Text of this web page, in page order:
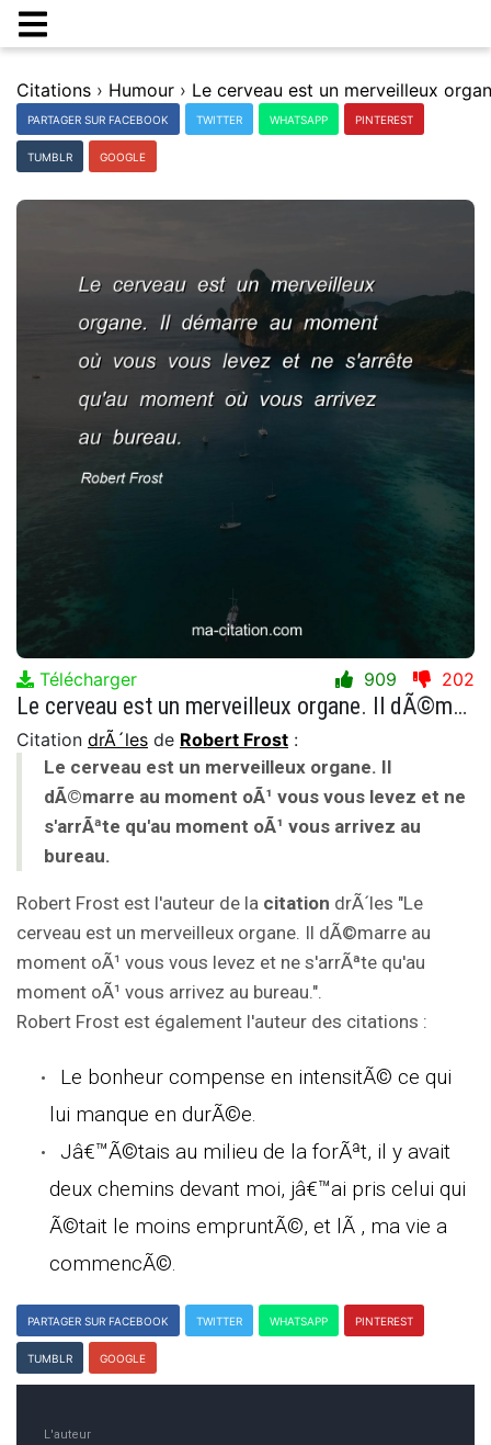
Citations › Humour ›
PARTAGER SUR FACEBOOK TWITTER WHATSAPP PINTEREST
TUMBLR GOOGLE
Télécharger 909 202
Le cerveau est un merveilleux organe. Il dÃ©marre au moment oÃ¹ vous vous levez et ne s'arrÃªte qu'au moment oÃ¹ vous arrivez au bureau.
Citation drÃ´les de Robert Frost :
Le cerveau est un merveilleux organe. Il
dÃ©marre au moment oÃ¹ vous vous levez et ne
s'arrÃªte qu'au moment oÃ¹ vous arrivez au
bureau.
Robert Frost est l'auteur de la citation drÃ´les "Le
cerveau est un merveilleux organe. Il dÃ©marre au
moment oÃ¹ vous vous levez et ne s'arrÃªte qu'au
moment oÃ¹ vous arrivez au bureau.".
Robert Frost est également l'auteur des citations :
Le bonheur compense en intensitÃ© ce qui
lui manque en durÃ©e.
Jâ€™Ã©tais au milieu de la forÃªt, il y avait
deux chemins devant moi, jâ€™ai pris celui qui
Ã©tait le moins empruntÃ©, et lÃ , ma vie a
commencÃ©.
PARTAGER SUR FACEBOOK TWITTER WHATSAPP PINTEREST
TUMBLR GOOGLE
L'auteur